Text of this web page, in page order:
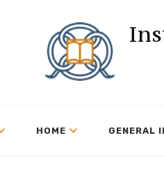
HOME GENERAL